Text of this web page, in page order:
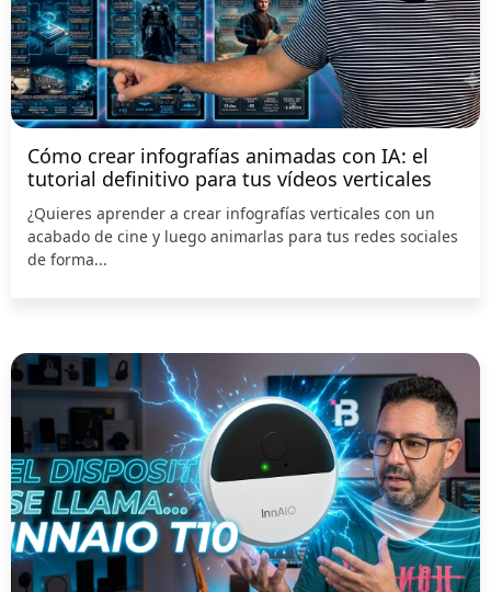
Cómo crear infografías animadas con IA: el
tutorial definitivo para tus vídeos verticales
¿Quieres aprender a crear infografías verticales con un
acabado de cine y luego animarlas para tus redes sociales
de forma...